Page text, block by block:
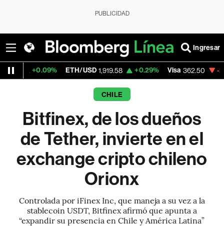
PUBLICIDAD
Ingresar
ETH/USD 1,919.58 +0.29% Visa 362.50 -2.15%
CHILE
Bitfinex, de los dueños
de Tether, invierte en el
exchange cripto chileno
Orionx
Controlada por iFinex Inc, que maneja a su vez a la
stablecoin USDT, Bitfinex afirmó que apunta a
“expandir su presencia en Chile y América Latina”